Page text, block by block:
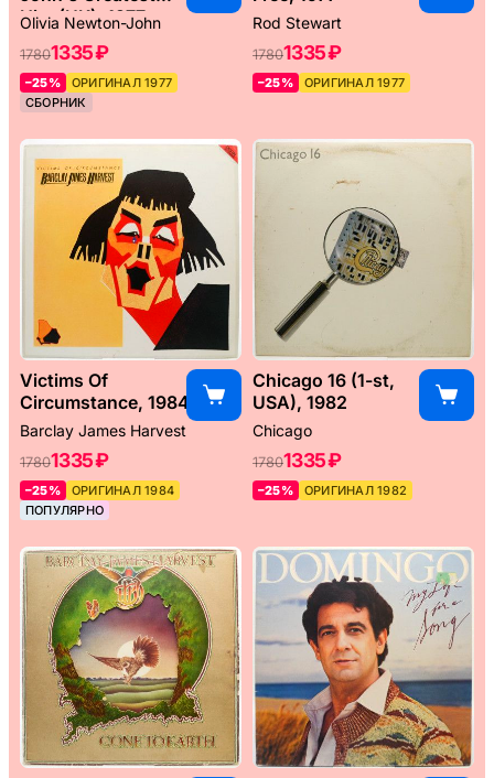
Hits (UK), 1977
Olivia Newton-John
17801335 ₽
–25%
ОРИГИНАЛ 1977
СБОРНИК
Rod Stewart
17801335 ₽
–25% ОРИГИНАЛ 1977
Victims Of
Circumstance, 1984
Barclay James Harvest
17801335 ₽
–25%
ОРИГИНАЛ 1984
ПОПУЛЯРНО
Chicago 16 (1-st,
USA), 1982
Chicago
17801335 ₽
–25% ОРИГИНАЛ 1982